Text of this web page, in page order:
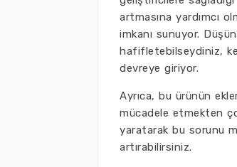
artmasına yardımcı
imkanı sunuyor.
hafifletebilseydiniz,
devreye giriyor.
Ayrıca, bu ürünün
mücadele etmekten
yaratarak bu sorunu
artırabilirsiniz.